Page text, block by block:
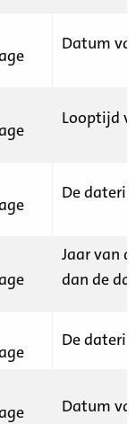
Datum
Looptijd
De
Jaar van
dan de
De
Datum